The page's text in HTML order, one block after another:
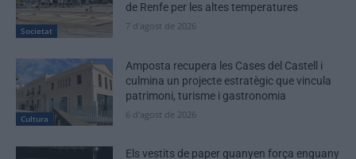
Societat
de Renfe per les altes temperatures
7 d'agost de 2026
Cultura
Amposta recupera les Cases del Castell i
culmina un projecte estratègic que vincula
patrimoni, turisme i gastronomia
6 d'agost de 2026
Els vestits de paper guanyen força enguany